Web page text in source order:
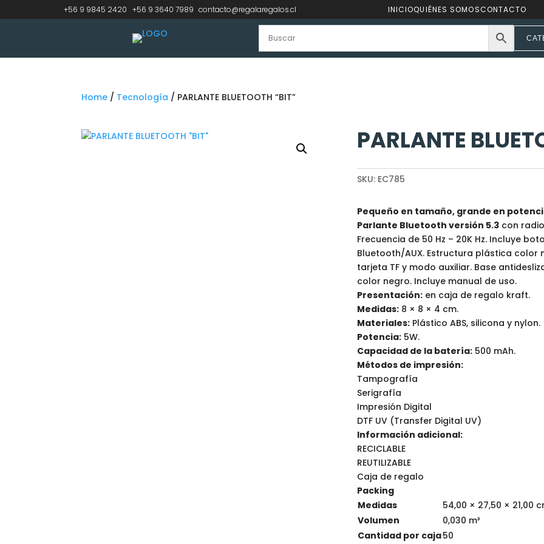
+56 9 9845 2420 |+56 9 3640 7989 contacto@regalaregalos.cl INICIOQUIÉNES SOMOSCONTACTO
Home / Tecnología / PARLANTE BLUETOOTH “BIT”
PARLANTE
SKU: EC785
Pequeño en tamaño, grande en
Parlante Bluetooth versión 5.3 con
Frecuencia de 50 Hz – 20K Hz. Incluye
Bluetooth/AUX. Estructura plástica
tarjeta TF y modo auxiliar. Base
color negro. Incluye manual de uso.
Presentación: en caja de regalo kraft.
Medidas: 8 × 8 × 4 cm.
Materiales: Plástico ABS, silicona y nylon.
Potencia: 5W.
Capacidad de la batería: 500 mAh.
Métodos de impresión:
Tampografía
Serigrafía
Impresión Digital
DTF UV (Transfer Digital UV)
Información adicional:
RECICLABLE
REUTILIZABLE
Caja de regalo
Packing
Medidas
54,00 × 27,50 × 21,00
Volumen
0,030 m³
Cantidad por caja50